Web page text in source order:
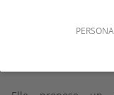
La Faculté de